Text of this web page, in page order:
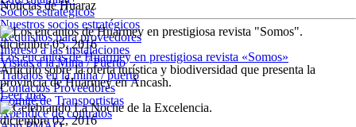
Socios estratégicos
Nuestros socios estratégicos
Requisitos para proveedores
Ingreso a las instalaciones
Visitas a la Mina / Puerto
Trabajos en la mina / puerto
Contactos Proveedores
Comité de Transportistas
Apéndice de contratos
Noticias de Huaraz
diciembre 05, 2016
Los encantos de Huarmey en prestigiosa revista «Somos»
Artículo sobre la oferta turística y biodiversidad que presenta la
provincia de Huarmey en Áncash.
Leer más
diciembre 02, 2016